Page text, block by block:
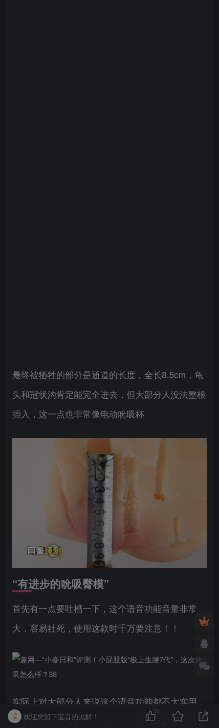
最终被牺牲的部分是通道的长度，全长8.5cm，龟
头和冠状沟肯定能完全进去，但大部分人没法整根
插入，这一点也非常像电动吮吸杯
“有进步的吮吸臀模”
首先有一点要吐槽一下，这个语音功能音量非常
大，容易社死，使用这款时千万要注意！！
实际上对大部分人来说这个语音功能都不太实用，
要不然就是准备好了小电影，要么就是欲望占据了
欢迎您留下宝贵的见解！
10